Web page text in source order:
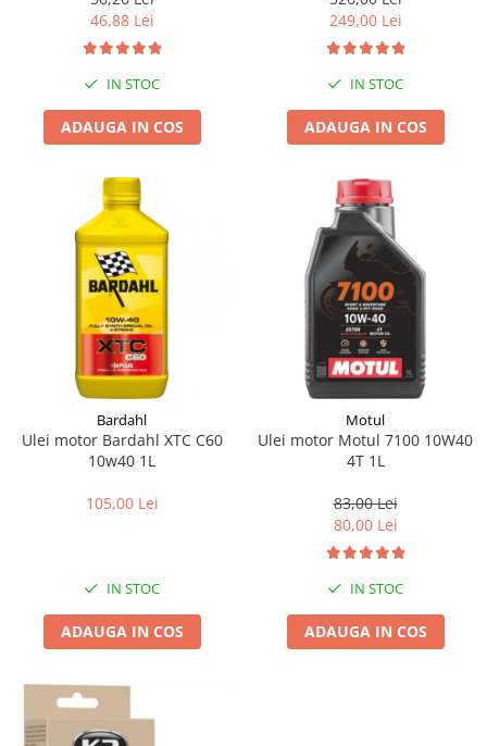
46,88 Lei
IN STOC
ADAUGA IN COS
249,00 Lei
IN STOC
ADAUGA IN COS
Bardahl
Ulei motor Bardahl XTC C60
10w40 1L
105,00 Lei
IN STOC
ADAUGA IN COS
Motul
Ulei motor Motul 7100 10W40
4T 1L
83,00 Lei
80,00 Lei
IN STOC
ADAUGA IN COS